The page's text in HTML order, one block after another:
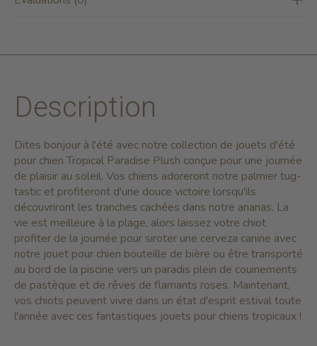
Description
Dites bonjour à l'été avec notre collection de jouets d'été
pour chien Tropical Paradise Plush conçue pour une journée
de plaisir au soleil. Vos chiens adoreront notre palmier tug-
tastic et profiteront d'une douce victoire lorsqu'ils
découvriront les tranches cachées dans notre ananas. La
vie est meilleure à la plage, alors laissez votre chiot
profiter de la journée pour siroter une cerveza canine avec
notre jouet pour chien bouteille de bière ou être transporté
au bord de la piscine vers un paradis plein de couinements
de pastèque et de rêves de flamants roses. Maintenant,
vos chiots peuvent vivre dans un état d'esprit estival toute
l'année avec ces fantastiques jouets pour chiens tropicaux !